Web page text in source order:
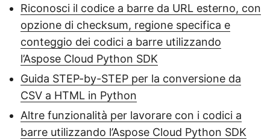
Riconosci il codice a barre da URL esterno, con
opzione di checksum, regione specifica e
conteggio dei codici a barre utilizzando
l’Aspose Cloud Python SDK
Guida STEP-by-STEP per la conversione da
CSV a HTML in Python
Altre funzionalità per lavorare con i codici a
barre utilizzando l’Aspose Cloud Python SDK